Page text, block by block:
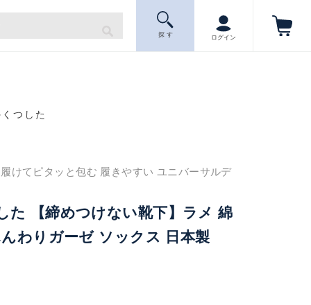
探 す ログイン
つした
けてピタッと包む 履きやすい ユニバーサルデ
た 【締めつけない靴下】ラメ 綿
わりガーゼ ソックス 日本製